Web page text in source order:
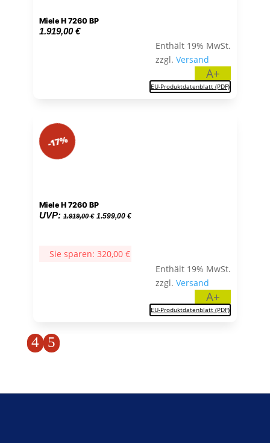
Miele H 7260 BP
1.919,00€
Enthält 19% MwSt.
zzgl.Versand
A+
EU-Produktdatenblatt (PDF)
Miele H 7260 BP
UVP: 1.919,00€ Ursprünglicher
1.919,00 €
1.599,00 €Aktueller
Sie sparen: 320,00 €
Enthält 19% MwSt.
zzgl.Versand
A+
EU-Produktdatenblatt (PDF)
-17%
4 5